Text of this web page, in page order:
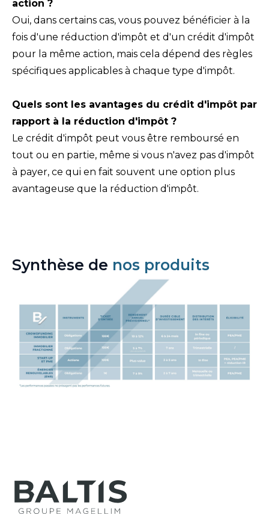
action ?
Oui, dans certains cas, vous pouvez bénéficier à la
fois d'une réduction d'impôt et d'un crédit d'impôt
pour la même action, mais cela dépend des règles
spécifiques applicables à chaque type d'impôt.
Quels sont les avantages du crédit d'impôt par
rapport à la réduction d'impôt ?
Le crédit d'impôt peut vous être remboursé en
tout ou en partie, même si vous n'avez pas d'impôt
à payer, ce qui en fait souvent une option plus
avantageuse que la réduction d'impôt.
Synthèse de nos produits